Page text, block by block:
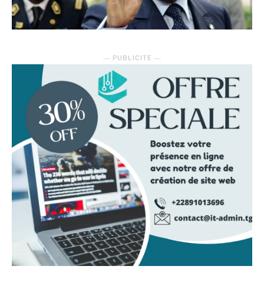
― PUBLICITE ―